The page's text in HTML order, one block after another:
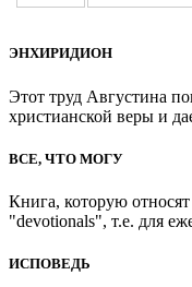
ЭНХИРИДИОН
Этот труд Августина
христианской веры и
ВСЕ, ЧТО МОГУ
Книга, которую
"devotionals", т.е. для
ИСПОВЕДЬ